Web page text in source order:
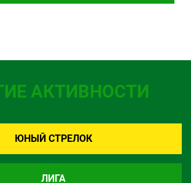
АКТИВНОСТИ
ЮНЫЙ СТРЕЛОК
ЛИГА